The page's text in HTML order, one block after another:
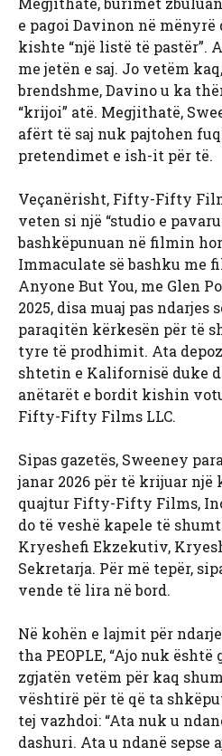
e pagoi Davinon në mënyrë
kishte “një listë të pastër”.
me jetën e saj. Jo vetëm
brendshme, Davino u ka
“krijoi” atë. Megjithatë,
afërt të saj nuk pajtohen
pretendimet e ish-it për të.
Veçanërisht, Fifty-Fifty
veten si një “studio e
bashkëpunuan në filmin
Immaculate së bashku me
Anyone But You, me Glen
2025, disa muaj pas
paraqitën kërkesën për të
tyre të prodhimit. Ata
shtetin e Kalifornisë duke
anëtarët e bordit kishin
Fifty-Fifty Films LLC.
Sipas gazetës, Sweeney
janar 2026 për të krijuar një
quajtur Fifty-Fifty Films,
do të veshë kapele të
Kryeshefi Ekzekutiv,
Sekretarja. Për më tepër,
vende të lira në bord.
Në kohën e lajmit për
tha PEOPLE, “Ajo nuk
zgjatën vetëm për kaq
vështirë për të që ta
tej vazhdoi: “Ata nuk u
dashuri. Ata u ndanë sepse